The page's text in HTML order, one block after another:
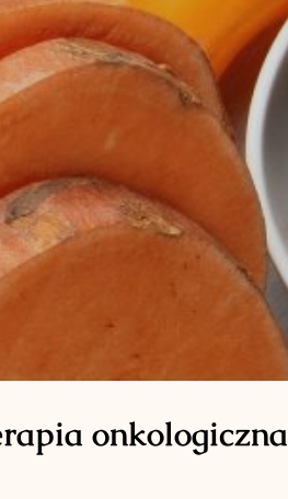
onkologiczna